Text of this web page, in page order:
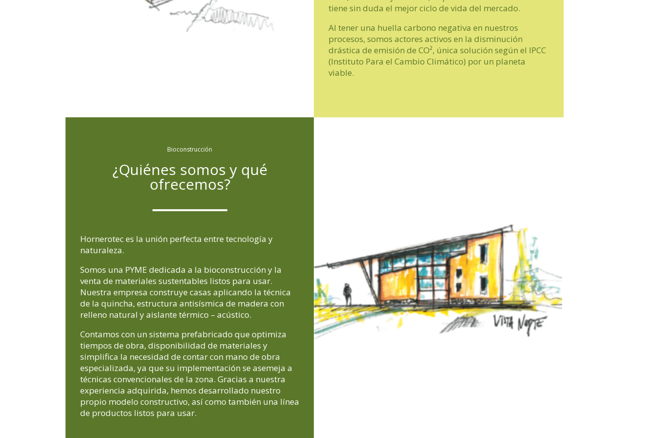
tiene sin duda el mejor ciclo de vida del mercado.
Al tener una huella carbono negativa en nuestros
procesos, somos actores activos en la disminución
drástica de emisión de CO², única solución según el IPCC
(Instituto Para el Cambio Climático) por un planeta
viable.
Bioconstrucción
¿Quiénes somos y qué
ofrecemos?
Hornerotec es la unión perfecta entre tecnología y
naturaleza.
Somos una PYME dedicada a la bioconstrucción y la
venta de materiales sustentables listos para usar.
Nuestra empresa construye casas aplicando la técnica
de la quincha, estructura antisísmica de madera con
relleno natural y aislante térmico – acústico.
Contamos con un sistema prefabricado que optimiza
tiempos de obra, disponibilidad de materiales y
simplifica la necesidad de contar con mano de obra
especializada, ya que su implementación se asemeja a
técnicas convencionales de la zona. Gracias a nuestra
experiencia adquirida, hemos desarrollado nuestro
propio modelo constructivo, así como también una línea
de productos listos para usar.